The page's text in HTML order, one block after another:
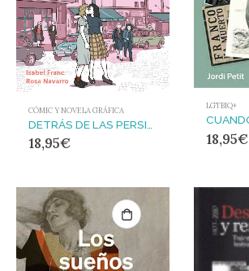
CÓMIC Y NOVELA GRÁFICA
18,95€
LGTBIQ+
18,95€